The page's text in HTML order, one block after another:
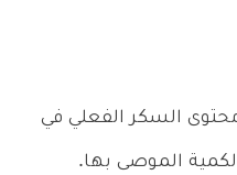
السكر الفعلي في
الموصى بها.